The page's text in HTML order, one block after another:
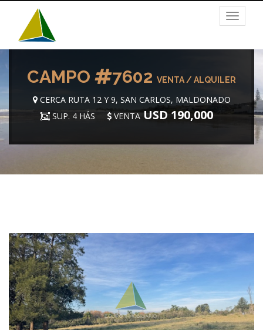
Toggle
CAMPO 7602 VENTA / ALQUILER
CERCA RUTA 12 Y 9, SAN CARLOS, MALDONADO
SUP. 4 HÁS
VENTAUSD 190,000